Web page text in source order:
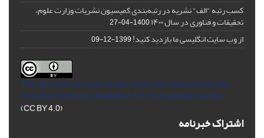
کسب رتبه "الف" نشریه در رتبه‌بندی کمیسیون نشریات وزارت علوم،
تحقیقات و فناوری در سال ۱۴۰۰ 1400-04-27
از وب سایت انگلیسی ما بازدید کنید!1399-12-09
This Journal is an open access Journal Licensedunder the
Creative Commons Attribution 4.0 International License
(CC BY 4.0)
اشتراک خبرنامه